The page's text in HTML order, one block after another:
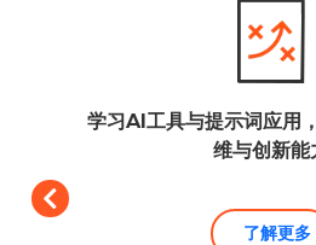
学习AI工具与提示词应用
维与创新能
了解更多